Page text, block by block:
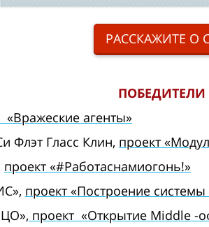
РАССКАЖИТЕ О
ПОБЕДИТЕЛИ
«Вражеские агенты»
Флэт Гласс Клин, проект
проект «#Работаснамиогонь!»
», проект «Построение
проект «Открытие Middle -